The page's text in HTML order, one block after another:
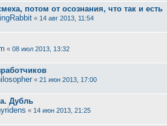
потом от осознания, что так и есть
« 14 авг 2013, 11:54
« 08 июл 2013, 13:32
« 21 июн 2013, 17:00
Дубль
« 14 июн 2013, 21:25